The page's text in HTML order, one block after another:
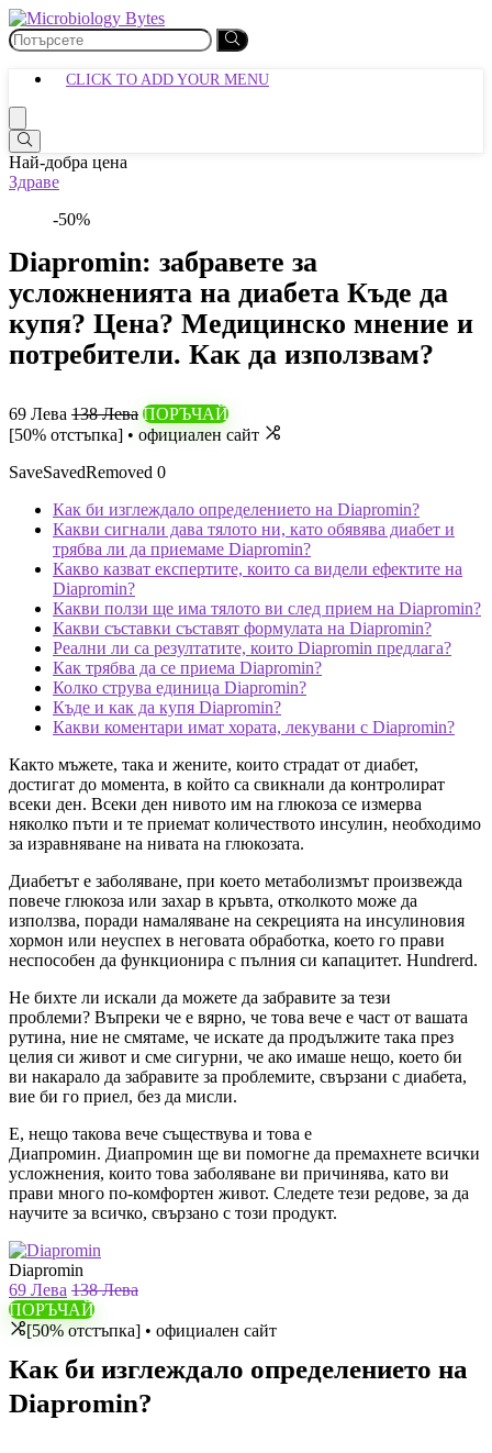
CLICK TO ADD YOUR MENU
Най-добра цена
Здраве
-50%
Diapromin: забравете за
усложненията на диабета Къде да
купя? Цена? Медицинско мнение и
потребители. Как да използвам?
69 Лева 138 Лева ПОРЪЧАЙ
[50% отстъпка] • официален сайт
SaveSavedRemoved 0
Как би изглеждало определението на Diapromin?
Какви сигнали дава тялото ни, като обявява диабет и
трябва ли да приемаме Diapromin?
Какво казват експертите, които са видели ефектите на
Diapromin?
Какви ползи ще има тялото ви след прием на Diapromin?
Какви съставки съставят формулата на Diapromin?
Реални ли са резултатите, които Diapromin предлага?
Как трябва да се приема Diapromin?
Колко струва единица Diapromin?
Къде и как да купя Diapromin?
Какви коментари имат хората, лекувани с Diapromin?
Както мъжете, така и жените, които страдат от диабет,
достигат до момента, в който са свикнали да контролират
всеки ден. Всеки ден нивото им на глюкоза се измерва
няколко пъти и те приемат количеството инсулин, необходимо
за изравняване на нивата на глюкозата.
Диабетът е заболяване, при което метаболизмът произвежда
повече глюкоза или захар в кръвта, отколкото може да
използва, поради намаляване на секрецията на инсулиновия
хормон или неуспех в неговата обработка, което го прави
неспособен да функционира с пълния си капацитет. Hundrerd.
Не бихте ли искали да можете да забравите за тези
проблеми? Въпреки че е вярно, че това вече е част от вашата
рутина, ние не смятаме, че искате да продължите така през
целия си живот и сме сигурни, че ако имаше нещо, което би
ви накарало да забравите за проблемите, свързани с диабета,
вие би го приел, без да мисли.
Е, нещо такова вече съществува и това е
Диапромин. Диапромин ще ви помогне да премахнете всички
усложнения, които това заболяване ви причинява, като ви
прави много по-комфортен живот. Следете тези редове, за да
научите за всичко, свързано с този продукт.
Diapromin
69 Лева 138 Лева
ПОРЪЧАЙ
[50% отстъпка] • официален сайт
Как би изглеждало определението на
Diapromin?